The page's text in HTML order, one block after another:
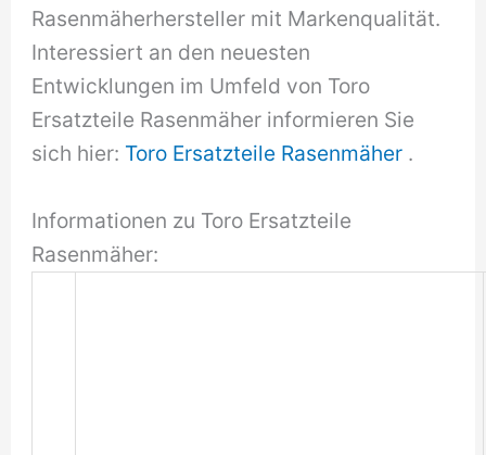
Rasenmäherhersteller mit Markenqualität.
Interessiert an den neuesten
Entwicklungen im Umfeld von Toro
Ersatzteile Rasenmäher informieren Sie
sich hier: Toro Ersatzteile Rasenmäher .
Informationen zu Toro Ersatzteile
Rasenmäher: